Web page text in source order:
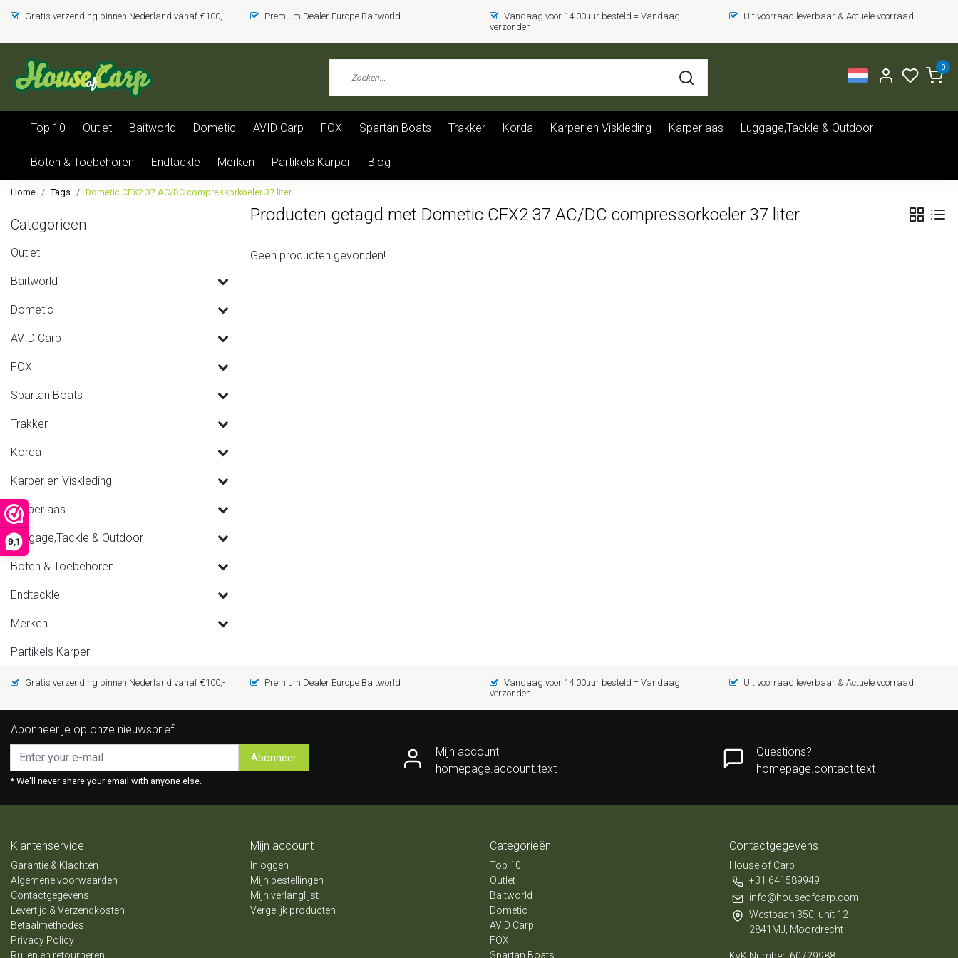
9,1
Gratis verzending binnen Nederland vanaf €100,- Premium Dealer Europe Baitworld
Vandaag voor 14:00uur besteld = Vandaag
verzonden
Uit voorraad leverbaar & Actuele voorraad
0
Top 10 Outlet Baitworld Dometic AVID Carp FOX Spartan Boats Trakker Korda Karper en Viskleding Karper aas Luggage,Tackle & Outdoor
Boten & Toebehoren Endtackle Merken Partikels Karper Blog
Home Tags Dometic CFX2 37 AC/DC compressorkoeler 37 liter
Categorieën
Outlet
Baitworld
Dometic
AVID Carp
FOX
Spartan Boats
Trakker
Korda
Karper en Viskleding
Karper aas
Luggage,Tackle & Outdoor
Boten & Toebehoren
Endtackle
Merken
Partikels Karper
Producten getagd met Dometic CFX2 37 AC/DC compressorkoeler 37 liter
Geen producten gevonden!
Gratis verzending binnen Nederland vanaf €100,- Premium Dealer Europe Baitworld
Vandaag voor 14:00uur besteld = Vandaag
verzonden
Uit voorraad leverbaar & Actuele voorraad
Abonneer je op onze nieuwsbrief
Abonneer
* We'll never share your email with anyone else.
Mijn account
homepage.account.text
Questions?
homepage.contact.text
Klantenservice
Garantie & Klachten
Algemene voorwaarden
Contactgegevens
Levertijd & Verzendkosten
Betaalmethodes
Privacy Policy
Ruilen en retourneren
Mijn account
Inloggen
Mijn bestellingen
Mijn verlanglijst
Vergelijk producten
Categorieën
Top 10
Outlet
Baitworld
Dometic
AVID Carp
FOX
Spartan Boats
Contactgegevens
House of Carp
+31 641589949
info@houseofcarp.com
Westbaan 350, unit 12
2841MJ, Moordrecht